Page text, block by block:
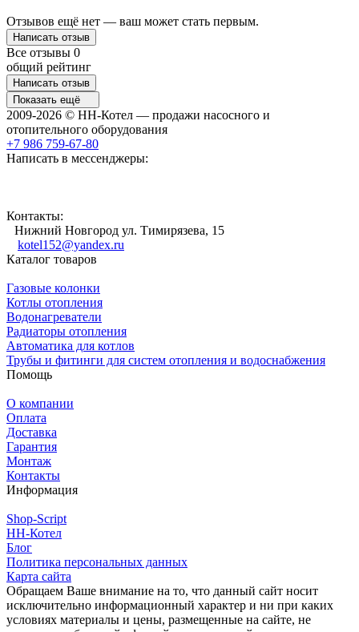
Отзывов ещё нет — ваш может стать первым.
Написать отзыв
Все отзывы 0
общий рейтинг
Написать отзыв
Показать ещё
2009-2026 © НН-Котел — продажи насосного и
отопительного оборудования
+7 986 759-67-80
Написать в мессенджеры:
Контакты:
Нижний Новгород ул. Тимирязева, 15
kotel152@yandex.ru
Каталог товаров
Газовые колонки
Котлы отопления
Водонагреватели
Радиаторы отопления
Автоматика для котлов
Трубы и фитинги для систем отопления и водоснабжения
Помощь
О компании
Оплата
Доставка
Гарантия
Монтаж
Контакты
Информация
Shop-Script
НН-Котел
Блог
Политика персональных данных
Карта сайта
Обращаем Ваше внимание на то, что данный сайт носит
исключительно информационный характер и ни при каких
условиях материалы и цены, размещенные на сайте, не